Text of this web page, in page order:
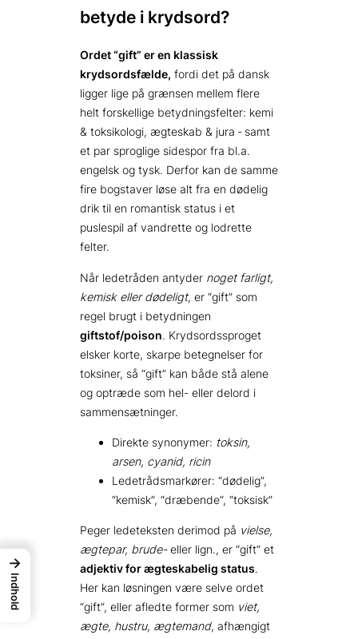
betyde i krydsord?
Ordet “gift” er en klassisk
krydsordsfælde, fordi det på dansk
ligger lige på grænsen mellem flere
helt forskellige betydningsfelter: kemi
& toksikologi, ægteskab & jura - samt
et par sproglige sidespor fra bl.a.
engelsk og tysk. Derfor kan de samme
fire bogstaver løse alt fra en dødelig
drik til en romantisk status i et
puslespil af vandrette og lodrette
felter.
Når ledetråden antyder noget farligt,
kemisk eller dødeligt, er “gift” som
regel brugt i betydningen
giftstof/poison. Krydsordssproget
elsker korte, skarpe betegnelser for
toksiner, så “gift” kan både stå alene
og optræde som hel- eller del­ord i
sammensætninger.
Direkte synonymer: toksin,
arsen, cyanid, ricin
Ledetrådsmarkører: “dødelig”,
“kemisk”, “dræbende”, “toksisk”
Peger ledeteksten derimod på vielse,
ægtepar, brude-eller lign., er “gift” et
adjektiv for ægteskabelig status.
Her kan løsningen være selve ordet
“gift”, eller afledte former som viet,
ægte, hustru, ægtemand, afhængigt
→
Indhold